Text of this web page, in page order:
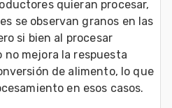
quieran procesar,
se observan granos en las
si bien al procesar
no mejora la respuesta
de alimento, lo que
en esos casos.